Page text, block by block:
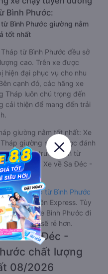
Bình Phước:
Bình Phước giường nằm
tốt nhất
từ Bình Phước đều sở
cao. Trên xe được
đại phục vụ cho nhu
cạnh đó, các hãng xe
Tháp luôn chú trọng đến
cải thiện để mang đến trải
giường nằm tốt nhất: Xe
giường nằm được đánh
đánh giá trung bình từ
khách Xe về Sa Đéc -
Đồng Tháp từ Bình Phước
Bốn Luyện Express. Tùy
giá vé Xe Bình Phước đi
có thể sẽ rẻ hơn.
đi Sa Đéc -
chất lượng
08/2026